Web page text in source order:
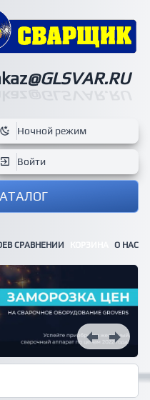
@GLSVAR.RU
Ночной режим
Войти
В СРАВНЕНИИ О НАС